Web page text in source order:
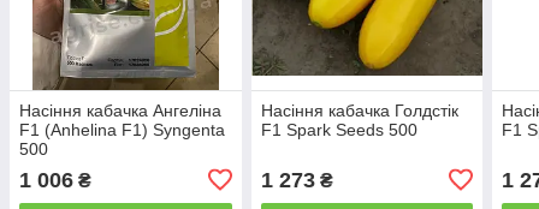
Насіння кабачка Ангеліна
F1 (Anhelina F1) Syngenta
500
1 006 ₴
Насіння кабачка Голдстік
F1 Spark Seeds 500
1 273₴
F1
1